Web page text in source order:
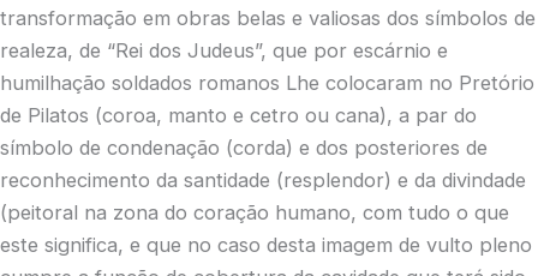
transformação em obras belas e valiosas dos símbolos de
realeza, de “Rei dos Judeus”, que por escárnio e
humilhação soldados romanos Lhe colocaram no Pretório
de Pilatos (coroa, manto e cetro ou cana), a par do
símbolo de condenação (corda) e dos posteriores de
reconhecimento da santidade (resplendor) e da divindade
(peitoral na zona do coração humano, com tudo o que
este significa, e que no caso desta imagem de vulto pleno